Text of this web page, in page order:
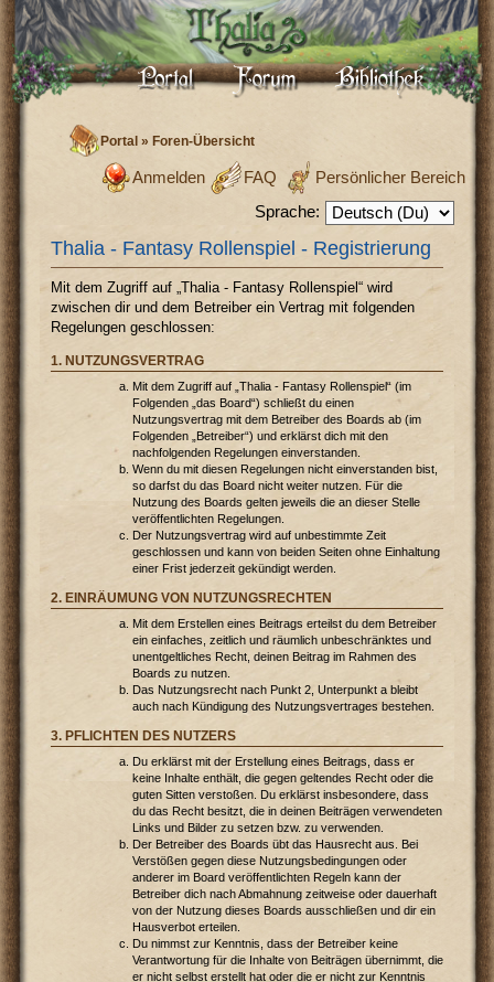
Portal »Foren-Übersicht
Persönlicher Bereich
FAQ
Anmelden
Sprache:
Thalia - Fantasy Rollenspiel - Registrierung
Mit dem Zugriff auf „Thalia - Fantasy Rollenspiel“ wird
zwischen dir und dem Betreiber ein Vertrag mit folgenden
Regelungen geschlossen:
1. NUTZUNGSVERTRAG
Mit dem Zugriff auf „Thalia - Fantasy Rollenspiel“ (im
Folgenden „das Board“) schließt du einen
Nutzungsvertrag mit dem Betreiber des Boards ab (im
Folgenden „Betreiber“) und erklärst dich mit den
nachfolgenden Regelungen einverstanden.
Wenn du mit diesen Regelungen nicht einverstanden bist,
so darfst du das Board nicht weiter nutzen. Für die
Nutzung des Boards gelten jeweils die an dieser Stelle
veröffentlichten Regelungen.
Der Nutzungsvertrag wird auf unbestimmte Zeit
geschlossen und kann von beiden Seiten ohne Einhaltung
einer Frist jederzeit gekündigt werden.
2. EINRÄUMUNG VON NUTZUNGSRECHTEN
Mit dem Erstellen eines Beitrags erteilst du dem Betreiber
ein einfaches, zeitlich und räumlich unbeschränktes und
unentgeltliches Recht, deinen Beitrag im Rahmen des
Boards zu nutzen.
Das Nutzungsrecht nach Punkt 2, Unterpunkt a bleibt
auch nach Kündigung des Nutzungsvertrages bestehen.
3. PFLICHTEN DES NUTZERS
Du erklärst mit der Erstellung eines Beitrags, dass er
keine Inhalte enthält, die gegen geltendes Recht oder die
guten Sitten verstoßen. Du erklärst insbesondere, dass
du das Recht besitzt, die in deinen Beiträgen verwendeten
Links und Bilder zu setzen bzw. zu verwenden.
Der Betreiber des Boards übt das Hausrecht aus. Bei
Verstößen gegen diese Nutzungsbedingungen oder
anderer im Board veröffentlichten Regeln kann der
Betreiber dich nach Abmahnung zeitweise oder dauerhaft
von der Nutzung dieses Boards ausschließen und dir ein
Hausverbot erteilen.
Du nimmst zur Kenntnis, dass der Betreiber keine
Verantwortung für die Inhalte von Beiträgen übernimmt, die
er nicht selbst erstellt hat oder die er nicht zur Kenntnis